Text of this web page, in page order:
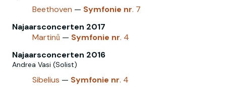
Beethoven — Symfonie nr. 7
Najaarsconcerten 2017
Martinů — Symfonie nr. 4
Najaarsconcerten 2016
Andrea Vasi (Solist)
Sibelius — Symfonie nr. 4